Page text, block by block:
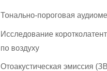
Тонально-пороговая
Исследование
по воздуху
Отоакустическая эмиссия